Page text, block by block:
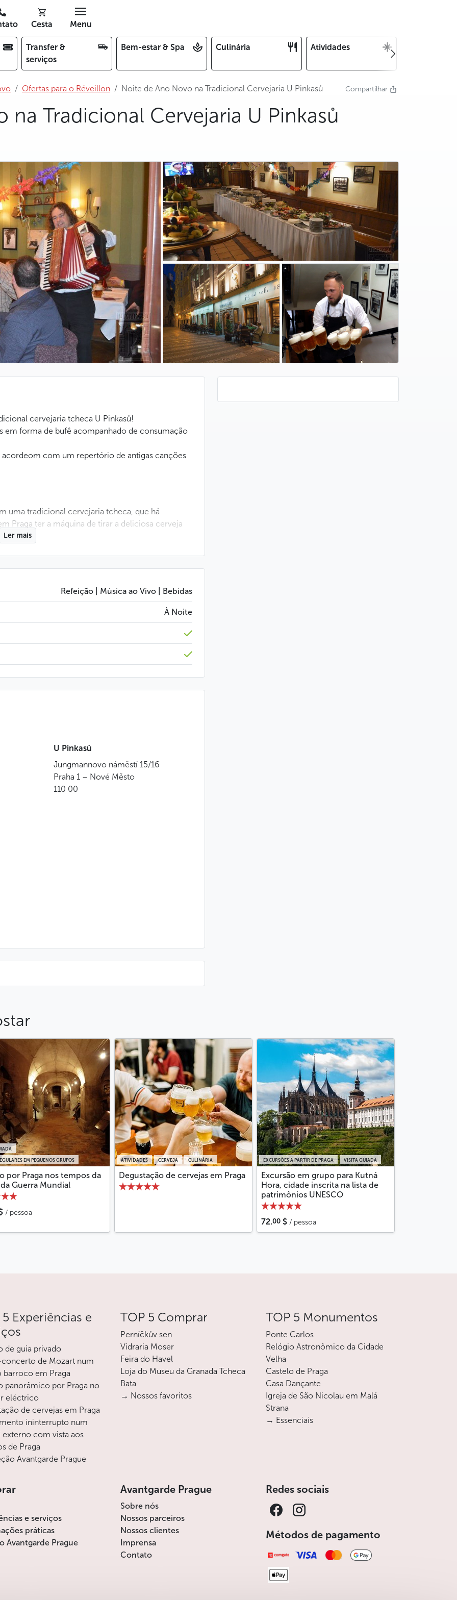
Cesta Menu
Transfer &
serviços
Bem-estar & Spa Culinária Atividades
Ofertas para o Réveillon Noite de Ano Novo na Tradicional Cervejaria U Pinkasů Compartilhar
na Tradicional Cervejaria U Pinkasů
cervejaria tcheca U Pinkasů!
em forma de bufê acompanhado de consumação
com um repertório de antigas canções
uma tradicional cervejaria tcheca, que há
Praga ter a máquina de tirar a deliciosa cerveja
por uma pista de dança montada no subsolo da
queijo e salsa crespa
ralada
ervas
cogumelos
defumado e cebola frita
servidas à meia-noite, para que para que você
inclui cerveja, vinho tcheco e bebidas não
bebida alcoólica que não é cerveja ou
pago em cartão
Ler mais
Refeição | Música ao Vivo | Bebidas
À Noite
U Pinkasů
Jungmannovo náměstí 15/16
Praha 1 – Nové Město
110 00
EM PEQUENOS GRUPOS
por Praga nos tempos da
Guerra Mundial
/ pessoa
ATIVIDADES CERVEJA CULINÁRIA
Degustação de cervejas em Praga
EXCURSÕES A PARTIR DE PRAGA VISITA GUIADA
Excursão em grupo para Kutná
Hora, cidade inscrita na lista de
patrimônios UNESCO
72.00 $ / pessoa
Experiências e
de guia privado
de Mozart num
barroco em Praga
panorâmico por Praga no
eléctrico
de cervejas em Praga
ininterrupto num
externo com vista aos
de Praga
Avantgarde Prague
TOP 5 Comprar
Perníčkův sen
Vidraria Moser
Feira do Havel
Loja do Museu da Granada Tcheca
Bata
→ Nossos favoritos
TOP 5 Monumentos
Ponte Carlos
Relógio Astronômico da Cidade
Velha
Castelo de Praga
Casa Dançante
Igreja de São Nicolau em Malá
Strana
→ Essenciais
e serviços
práticas
Avantgarde Prague
Avantgarde Prague
Sobre nós
Nossos parceiros
Nossos clientes
Imprensa
Contato
Redes sociais
Métodos de pagamento